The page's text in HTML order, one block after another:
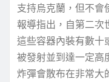
支持烏克蘭，但不會
報導指出，自第二次
這些容器內裝有數十
被發射並到達一定高
炸彈會散布在非常大